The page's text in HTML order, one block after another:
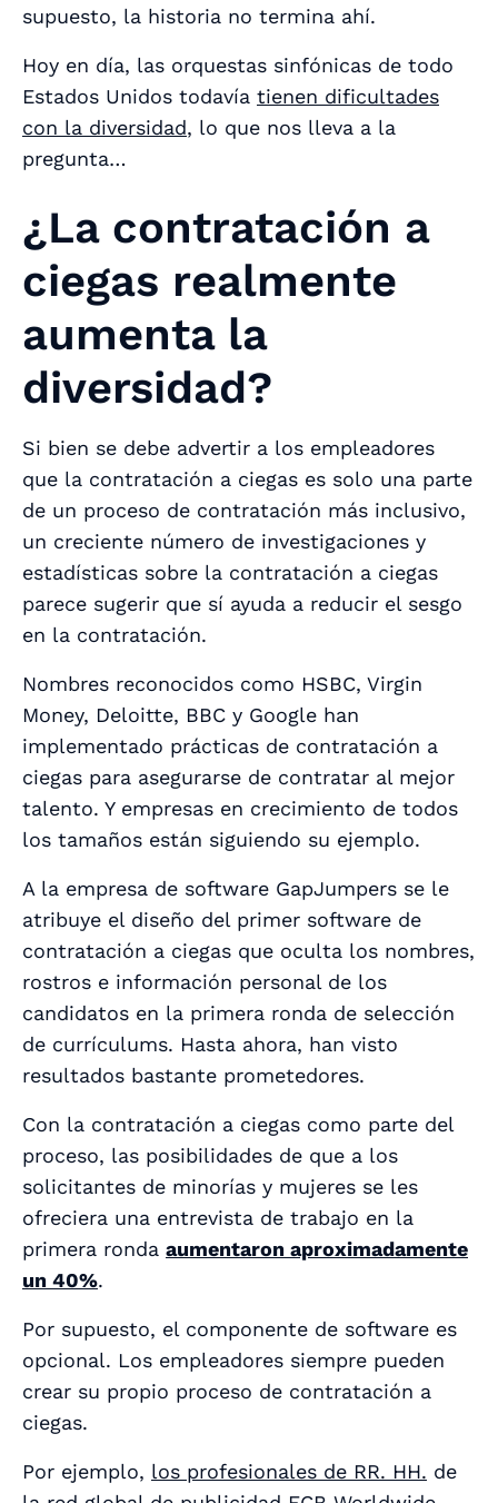
supuesto, la historia no termina ahí.
Hoy en día, las orquestas sinfónicas de todo
Estados Unidos todavía tienen dificultades
con la diversidad, lo que nos lleva a la
pregunta…
¿La contratación a
ciegas realmente
aumenta la
diversidad?
Si bien se debe advertir a los empleadores
que la contratación a ciegas es solo una parte
de un proceso de contratación más inclusivo,
un creciente número de investigaciones y
estadísticas sobre la contratación a ciegas
parece sugerir que sí ayuda a reducir el sesgo
en la contratación.
Nombres reconocidos como HSBC, Virgin
Money, Deloitte, BBC y Google han
implementado prácticas de contratación a
ciegas para asegurarse de contratar al mejor
talento. Y empresas en crecimiento de todos
los tamaños están siguiendo su ejemplo.
A la empresa de software GapJumpers se le
atribuye el diseño del primer software de
contratación a ciegas que oculta los nombres,
rostros e información personal de los
candidatos en la primera ronda de selección
de currículums. Hasta ahora, han visto
resultados bastante prometedores.
Con la contratación a ciegas como parte del
proceso, las posibilidades de que a los
solicitantes de minorías y mujeres se les
ofreciera una entrevista de trabajo en la
primera ronda aumentaron aproximadamente
un 40%.
Por supuesto, el componente de software es
opcional. Los empleadores siempre pueden
crear su propio proceso de contratación a
ciegas.
Por ejemplo, los profesionales de RR. HH. de